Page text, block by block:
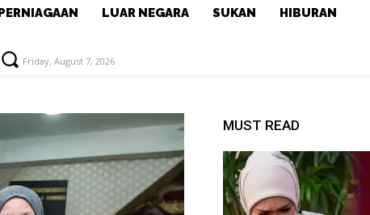
PERNIAGAAN LUAR NEGARA SUKAN
HIBURAN
Friday, August 7, 2026
MUST READ